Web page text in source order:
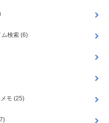
ム検索 (6)
モ (25)